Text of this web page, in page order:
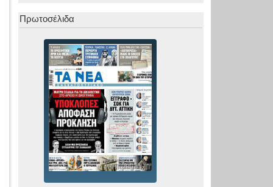
Πρωτοσέλιδα